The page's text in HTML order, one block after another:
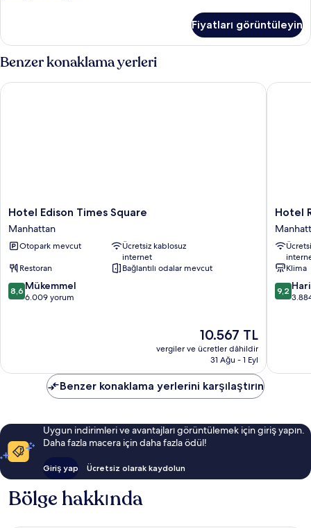
tüm
fotoğrafları
görün
Boy
Yatak,
Köşe
hakkında
daha
Fiyatları görüntüleyin
Benzer konaklama yerleri
Hotel
Edison
Times
Square
Hotel Edison Times Square
Manhattan
Otopark mevcut
Ücretsiz kablosuz
internet
Restoran
Bağlantılı odalar mevcut
10
üzerinden
8,6 Mükemmel
6.009 yorum
Güncel
fiyat:
10.567 TL
10.567 TL
vergiler ve ücretler dâhildir
31 Ağu - 1 Eyl
Hotel Edison Times Square
Hotel
Riu
Plaza
Times
Square
Hotel
Klima
10
9,2
Hotel
Benzer konaklama yerlerini karşılaştırın
Uygun indirimleri ve avantajları görüntülemek için giriş yapın.
Daha fazla macera için daha fazla ödül!
Giriş yap Ücretsiz olarak kaydolun
Bölge hakkında